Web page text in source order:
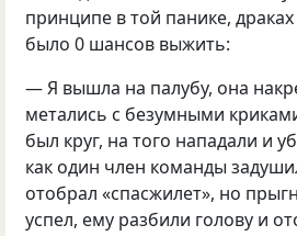
принципе в той панике,
было 0 шансов выжить:
— Я вышла на палубу, она
метались с безумными
был круг, на того нападали и
как один член команды
отобрал «спасжилет», но
успел, ему разбили голову и